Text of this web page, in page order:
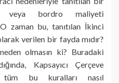
bordro maliyeti
zaman bu, tanıtılan İkinci
verilen bir fayda mıdır?
olmasın ki? Buradaki
Kapsayıcı Çerçeve
tüm bu kuralları nasıl